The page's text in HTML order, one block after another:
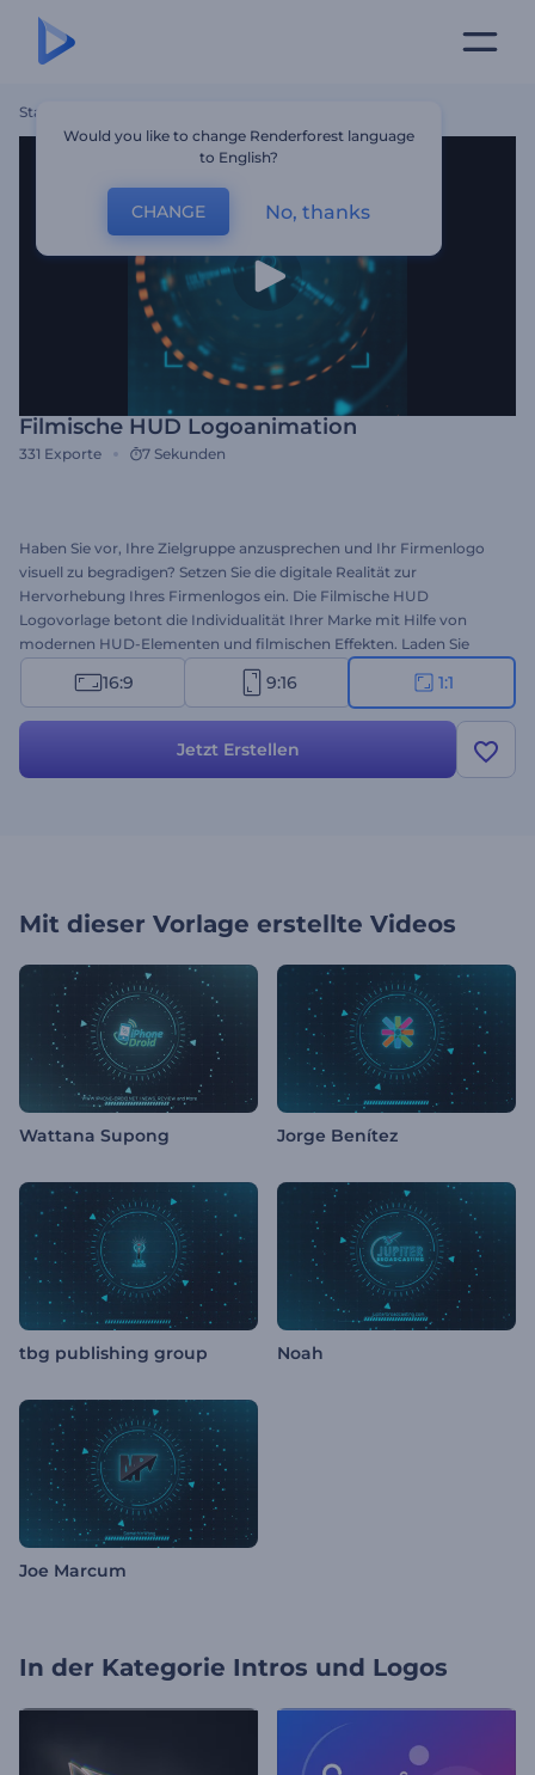
Startseite
Filmische HUD Logoanimation
331 Exporte 7 Sekunden
Haben Sie vor, Ihre Zielgruppe anzusprechen und Ihr Firmenlogo
visuell zu begradigen? Setzen Sie die digitale Realität zur
Hervorhebung Ihres Firmenlogos ein. Die Filmische HUD
Logovorlage betont die Individualität Ihrer Marke mit Hilfe von
modernen HUD-Elementen und filmischen Effekten. Laden Sie
einfach Ihr Logo hoch, ändern Sie Ihren Text in der Zeitleiste und
sehen Sie sich die Vorschau an. Probieren Sie es noch heute aus!
16:9 9:16 1:1
Jetzt Erstellen
Mit dieser Vorlage erstellte Videos
Wattana Supong Jorge Benítez
tbg publishing group Noah
Joe Marcum
In der Kategorie Intros und Logos
Would you like to change Renderforest language
to English?
CHANGE No, thanks